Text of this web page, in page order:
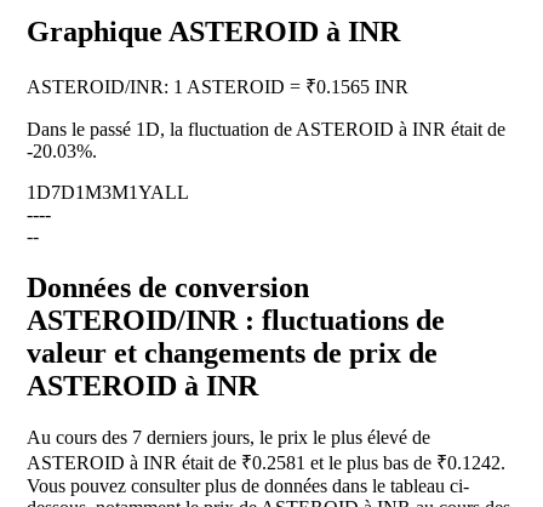
Graphique ASTEROID à INR
ASTEROID/INR: 1 ASTEROID = ₹0.1565 INR
Dans le passé 1D, la fluctuation de ASTEROID à INR était de
-20.03%.
1D7D1M3M1YALL
----
--
Données de conversion
ASTEROID/INR : fluctuations de
valeur et changements de prix de
ASTEROID à INR
Au cours des 7 derniers jours, le prix le plus élevé de
ASTEROID à INR était de ₹0.2581 et le plus bas de ₹0.1242.
Vous pouvez consulter plus de données dans le tableau ci-